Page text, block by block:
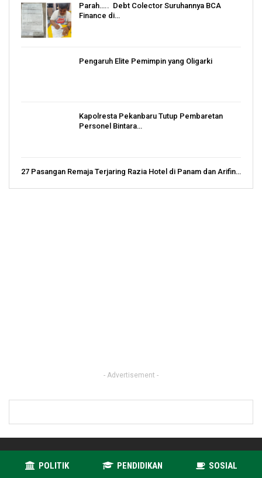
Parah….. Debt Colector Suruhannya BCA
Finance di…
Pengaruh Elite Pemimpin yang Oligarki
Kapolresta Pekanbaru Tutup Pembaretan
Personel Bintara…
27 Pasangan Remaja Terjaring Razia Hotel di Panam dan Arifin…
- Advertisement -
POLITIK PENDIDIKAN SOSIAL